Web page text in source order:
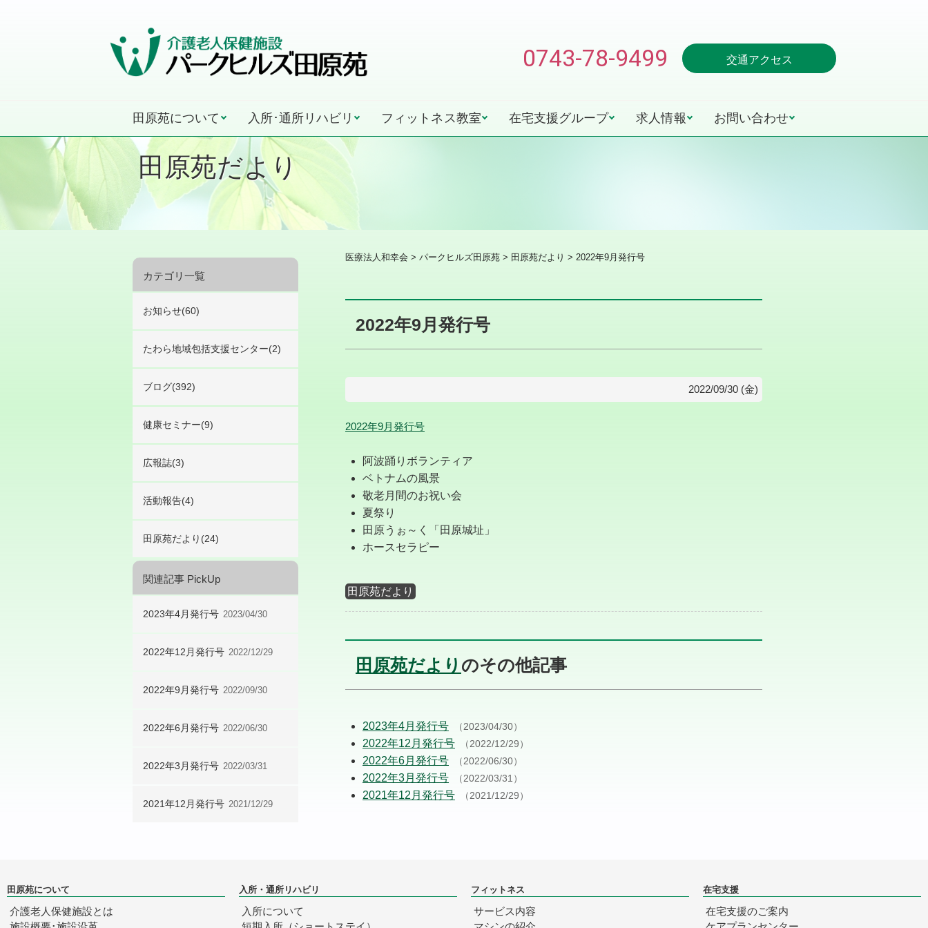
0743-78-9499 交通アクセス
田原苑について 入所･通所リハビリ フィットネス教室 在宅支援グループ 求人情報 お問い合わせ
田原苑だより
医療法人和幸会 > パークヒルズ田原苑 > 田原苑だより > 2022年9月発行号
2022年9月発行号
2022/09/30 (金)
2022年9月発行号
阿波踊りボランティア
ベトナムの風景
敬老月間のお祝い会
夏祭り
田原うぉ～く「田原城址」
ホースセラピー
田原苑だより
田原苑だより のその他記事
2023年4月発行号 （2023/04/30）
2022年12月発行号 （2022/12/29）
2022年6月発行号 （2022/06/30）
2022年3月発行号 （2022/03/31）
2021年12月発行号 （2021/12/29）
カテゴリ一覧
お知らせ(60)
たわら地域包括支援センター(2)
ブログ(392)
健康セミナー(9)
広報誌(3)
活動報告(4)
田原苑だより(24)
関連記事 PickUp
2023年4月発行号 2023/04/30
2022年12月発行号 2022/12/29
2022年9月発行号 2022/09/30
2022年6月発行号 2022/06/30
2022年3月発行号 2022/03/31
2021年12月発行号 2021/12/29
田原苑について
介護老人保健施設とは
入所・通所リハビリ
入所について
フィットネス
サービス内容
在宅支援
在宅支援のご案内